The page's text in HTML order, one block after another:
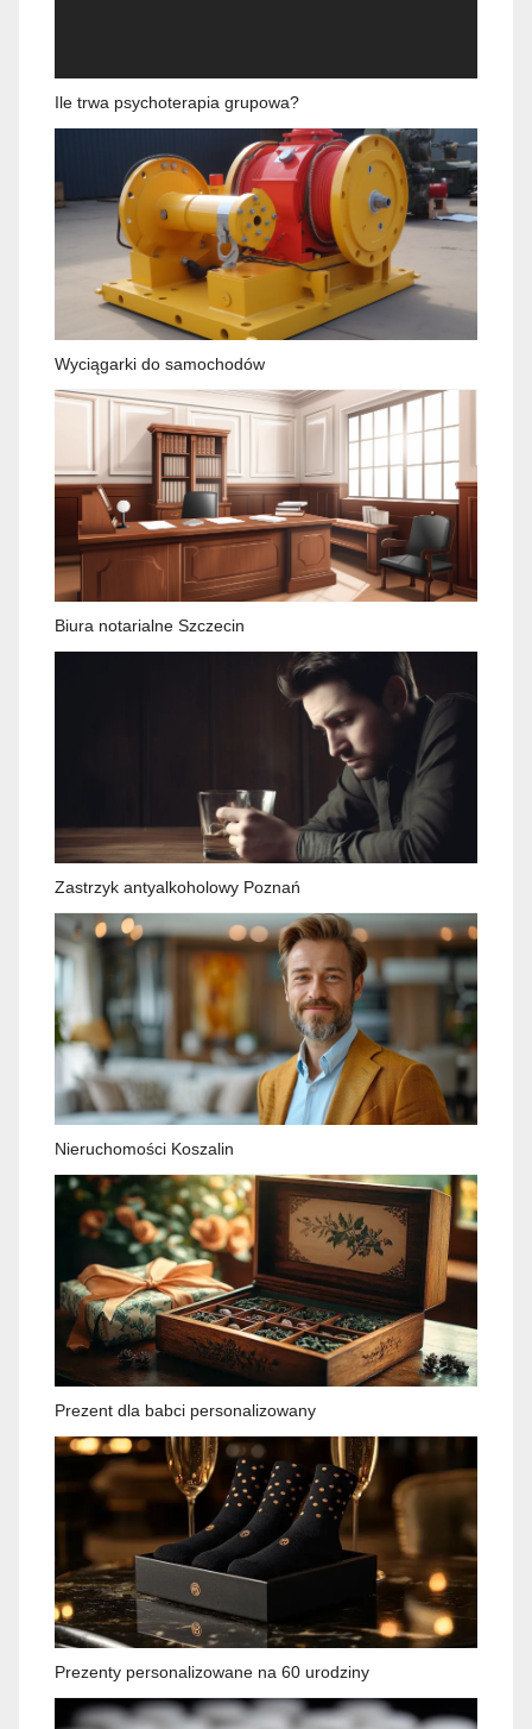
Ile trwa psychoterapia grupowa?
Wyciągarki do samochodów
Biura notarialne Szczecin
Zastrzyk antyalkoholowy Poznań
Nieruchomości Koszalin
Prezent dla babci personalizowany
Prezenty personalizowane na 60 urodziny